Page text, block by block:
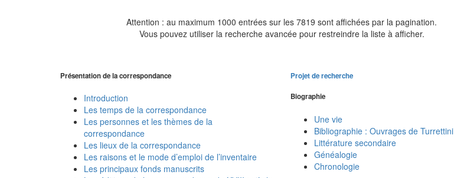
Attention : au maximum 1000 entrées sur les 7819 sont affichées par la pagination.
Vous pouvez utiliser la recherche avancée pour restreindre la liste à afficher.
Présentation de la correspondance
Introduction
Les temps de la correspondance
Les personnes et les thèmes de la
correspondance
Les lieux de la correspondance
Les raisons et le mode d’emploi de l’inventaire
Les principaux fonds manuscrits
Projet de recherche
Biographie
Une vie
Bibliographie : Ouvrages de Turrettini
Littérature secondaire
Généalogie
Chronologie